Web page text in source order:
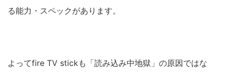
る能力・スペックがあります。
よってfire TV stickも「読み込み中地獄」の原因ではな